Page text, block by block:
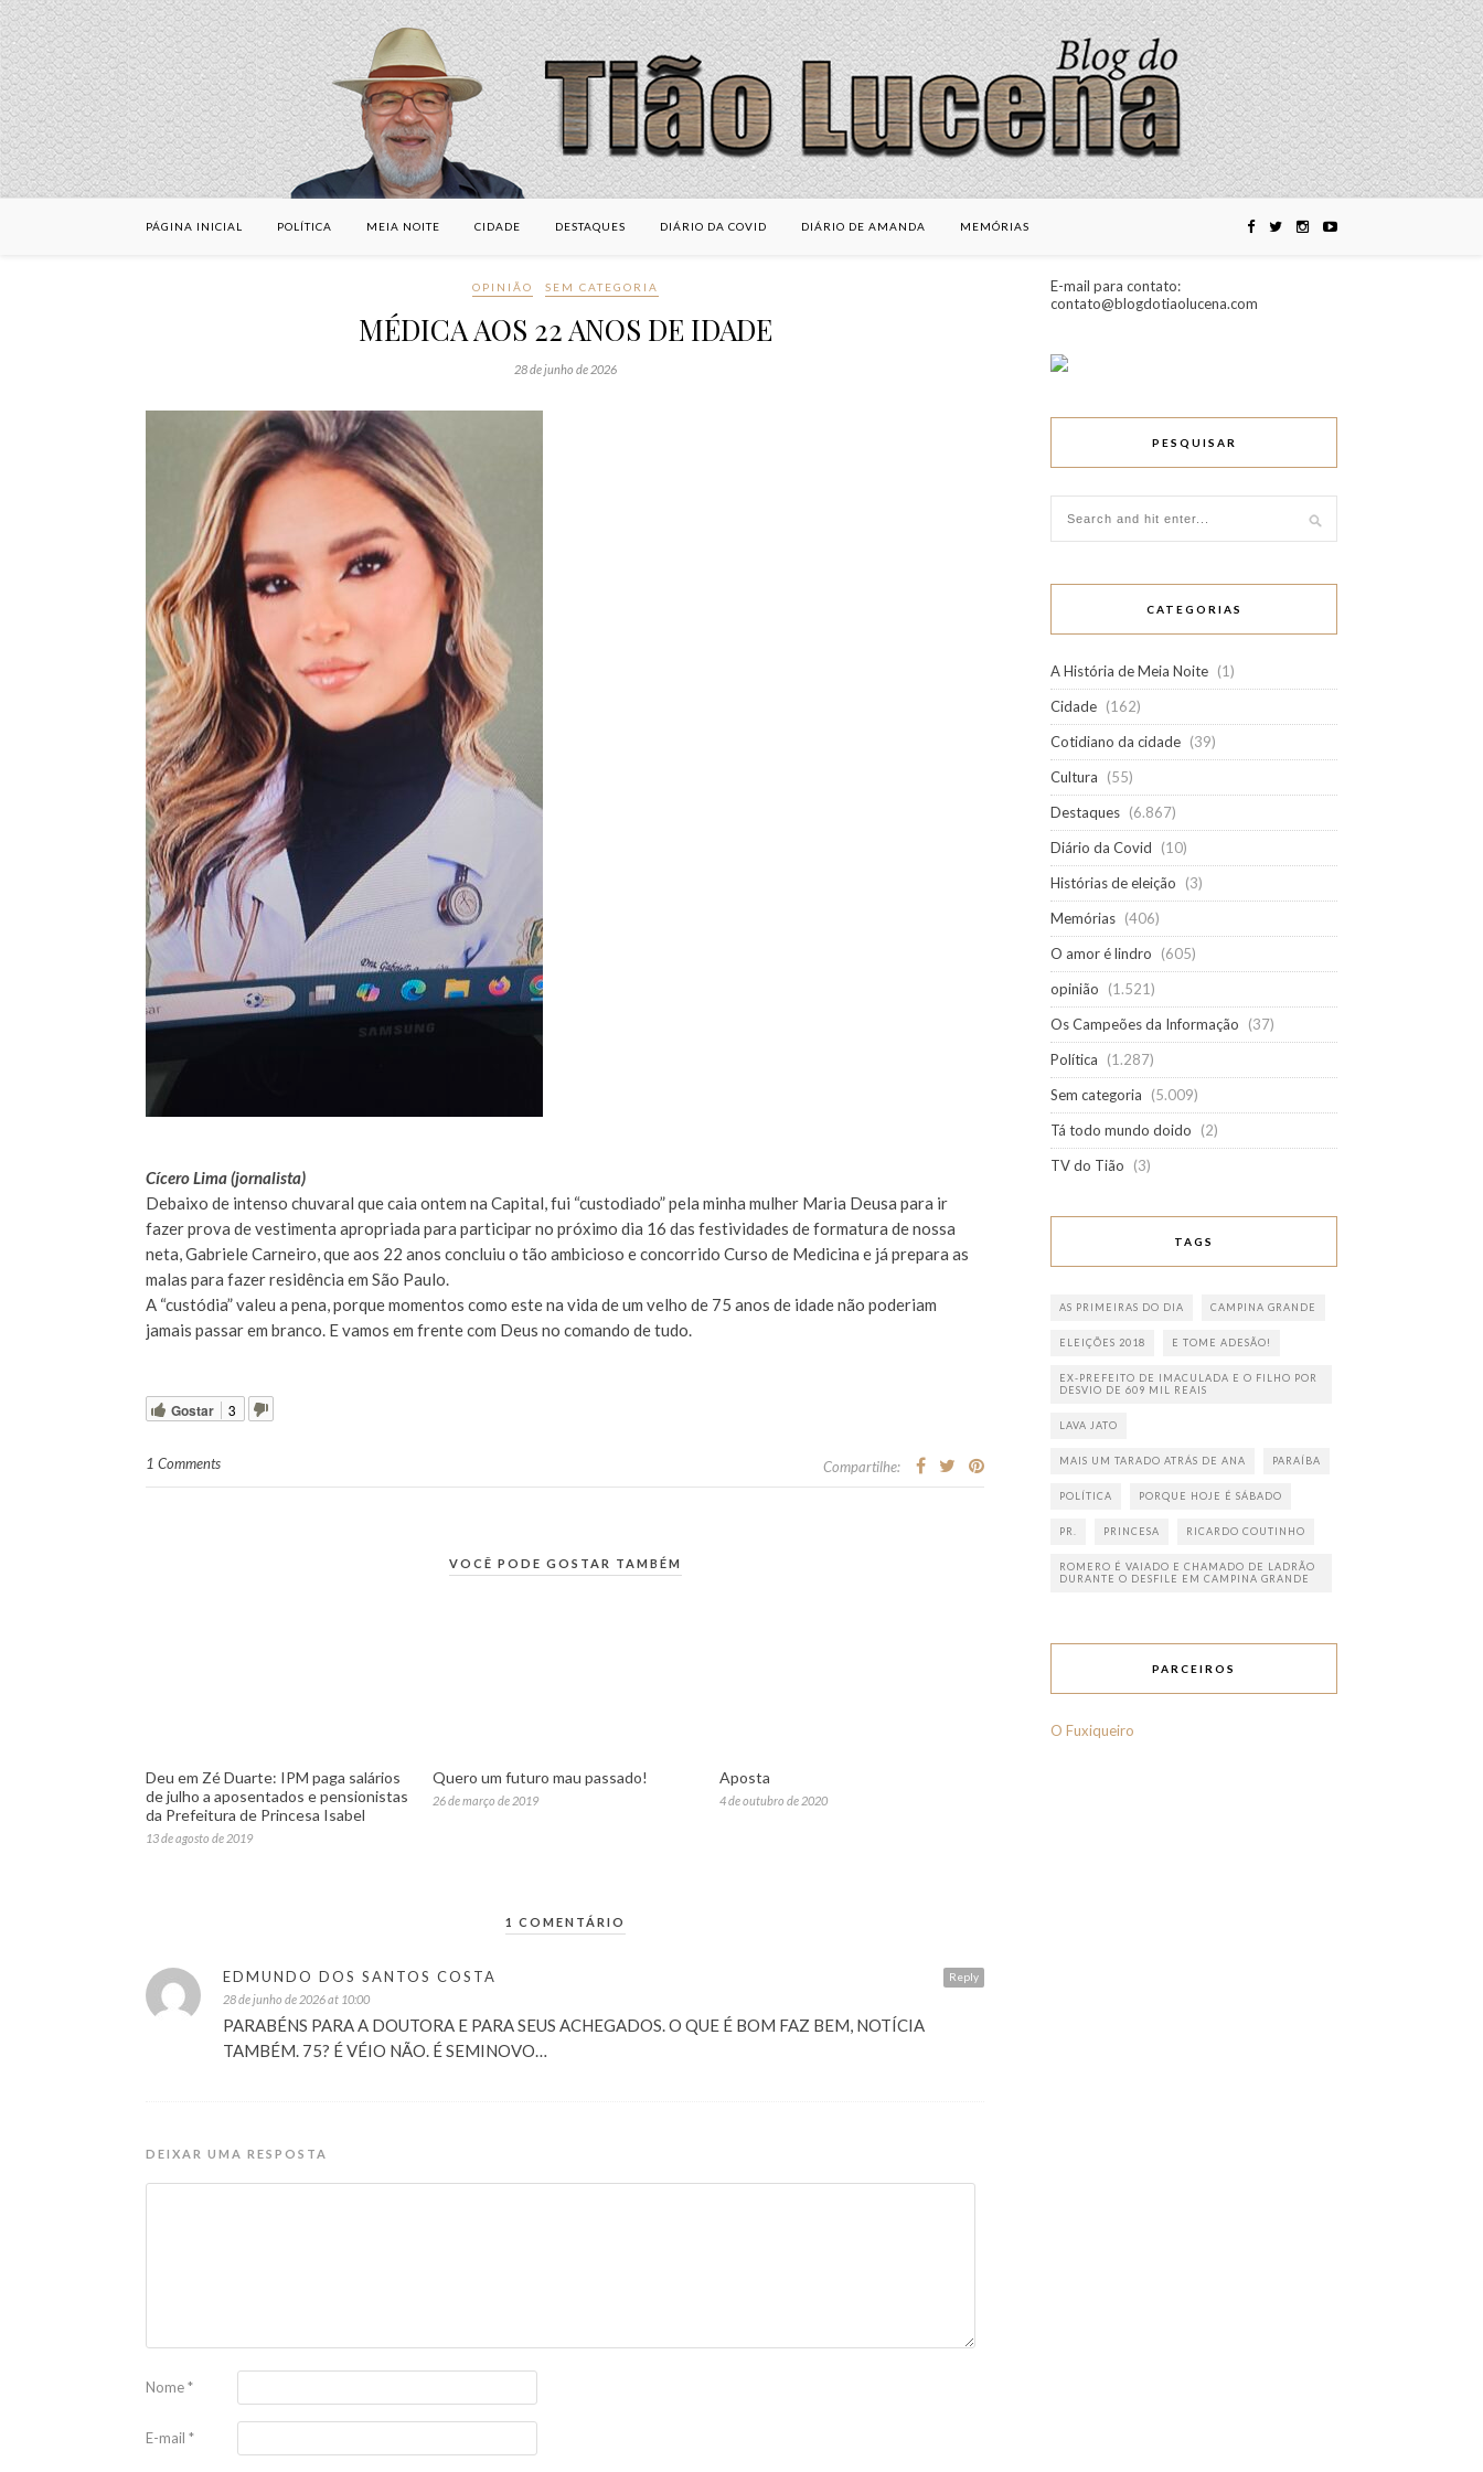
PÁGINA INICIAL POLÍTICA MEIA NOITE CIDADE DESTAQUES DIÁRIO DA COVID DIÁRIO DE AMANDA MEMÓRIAS
OPINIÃO SEM CATEGORIA
MÉDICA AOS 22 ANOS DE IDADE
28 de junho de 2026
Cícero Lima (jornalista)
Debaixo de intenso chuvaral que caia ontem na Capital, fui “custodiado” pela minha mulher Maria Deusa para ir
fazer prova de vestimenta apropriada para participar no próximo dia 16 das festividades de formatura de nossa
neta, Gabriele Carneiro, que aos 22 anos concluiu o tão ambicioso e concorrido Curso de Medicina e já prepara as
malas para fazer residência em São Paulo.
A “custódia” valeu a pena, porque momentos como este na vida de um velho de 75 anos de idade não poderiam
jamais passar em branco. E vamos em frente com Deus no comando de tudo.
Gostar 3
1 Comments Compartilhe:
VOCÊ PODE GOSTAR TAMBÉM
Deu em Zé Duarte: IPM paga salários
de julho a aposentados e pensionistas
da Prefeitura de Princesa Isabel
13 de agosto de 2019
Quero um futuro mau passado!
26 de março de 2019
Aposta
4 de outubro de 2020
1 COMENTÁRIO
Reply
EDMUNDO DOS SANTOS COSTA
28 de junho de 2026 at 10:00
PARABÉNS PARA A DOUTORA E PARA SEUS ACHEGADOS. O QUE É BOM FAZ BEM, NOTÍCIA
TAMBÉM. 75? É VÉIO NÃO. É SEMINOVO…
DEIXAR UMA RESPOSTA
Nome*
E-mail *
E-mail para contato:
contato@blogdotiaolucena.com
PESQUISAR
CATEGORIAS
A História de Meia Noite (1)
Cidade (162)
Cotidiano da cidade (39)
Cultura
(55)
Destaques (6.867)
Diário da Covid
(10)
Histórias de eleição
(3)
Memórias (406)
O amor é lindro
(605)
opinião
(1.521)
Os Campeões da Informação
(37)
Política
(1.287)
Sem categoria
(5.009)
Tá todo mundo doido
(2)
TV do Tião
(3)
TAGS
AS PRIMEIRAS DO DIA CAMPINA GRANDE
ELEIÇÕES 2018 E TOME ADESÃO!
EX-PREFEITO DE IMACULADA E O FILHO POR
DESVIO DE 609 MIL REAIS
LAVA JATO
MAIS UM TARADO ATRÁS DE ANA PARAÍBA
POLÍTICA PORQUE HOJE É SÁBADO
PR. PRINCESA RICARDO COUTINHO
ROMERO É VAIADO E CHAMADO DE LADRÃO
DURANTE O DESFILE EM CAMPINA GRANDE
PARCEIROS
O Fuxiqueiro